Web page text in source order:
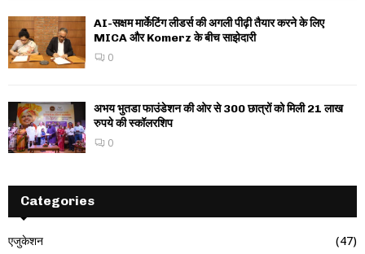
AI-सक्षम मार्केटिंग लीडर्स की अगली पीढ़ी तैयार करने के लिए
MICA और Komerz के बीच साझेदारी
0
अभय भुतडा फाउंडेशन की ओर से 300 छात्रों को मिली 21 लाख
रुपये की स्कॉलरशिप
0
Categories
एजुकेशन (47)